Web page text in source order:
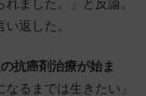
ました。」と反論。
返した。
抗癌剤治療が始ま
るまでは生きたい」